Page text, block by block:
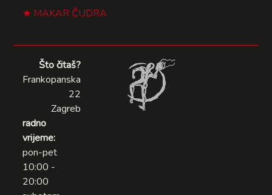
MAKAR ČUDRA
Što čitaš?
Frankopanska
22
Zagreb
radno
vrijeme:
pon-pet
10:00 -
20:00